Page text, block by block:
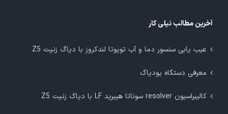
آخرین مطالب نیلی کار
عیب یابی سنسور دما و آب تویوتا لندکروز با دیاگ زنیت Z5
معرفی دستگاه یودیاگ
کالیبراسیون resolver سوناتا هیبرید LF با دیاگ زنیت Z5